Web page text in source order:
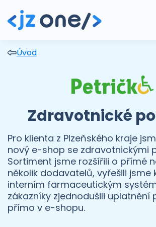
Úvod
Zdravotnické
Pro klienta z Plzeňského kraje
nový e-shop se zdravotnickými
Sortiment jsme rozšířili o přímé
několik dodavatelů, vyřešili jsme
interním farmaceutickým
zákazníky zjednodušili uplatnění
přímo v e-shopu.